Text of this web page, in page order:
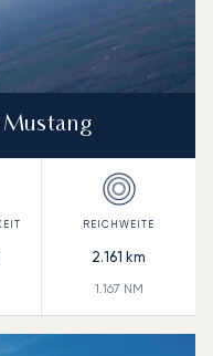
Mustang
2.161 km
1.167 NM